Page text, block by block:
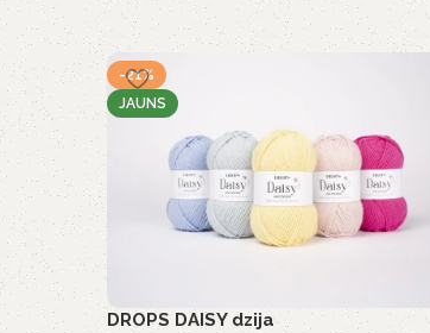
-21%
JAUNS
DROPS DAISY dzija